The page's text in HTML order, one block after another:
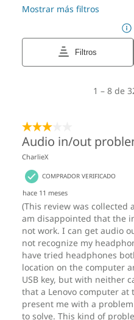
Se utiliza un 85 % de
(ABS) reciclado de
chasis
65 % de contenido
expandido (EPE) en el
certificación de Forest
Certificaciones/
ENERGY STAR®9.0
ERP LOT 3
Forest Stewardship
GREENGUARD®
RoHS
TCO 10.0
Certificación TÜV de
Estos son posibles componentes y
mismos no son de carácter
su configuración.